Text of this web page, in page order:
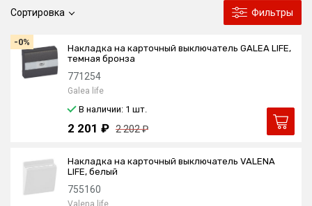
Сортировка Фильтры
-0%
Накладка на карточный выключатель GALEA LIFE,
темная бронза
771254
Galea life
В наличии: 1 шт.
2 201 ₽ 2 202 ₽
Накладка на карточный выключатель VALENA
LIFE, белый
755160
Valena life